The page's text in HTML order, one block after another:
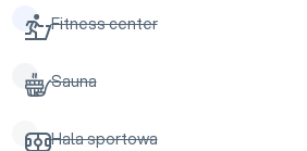
Fitness center
Sauna
Hala sportowa